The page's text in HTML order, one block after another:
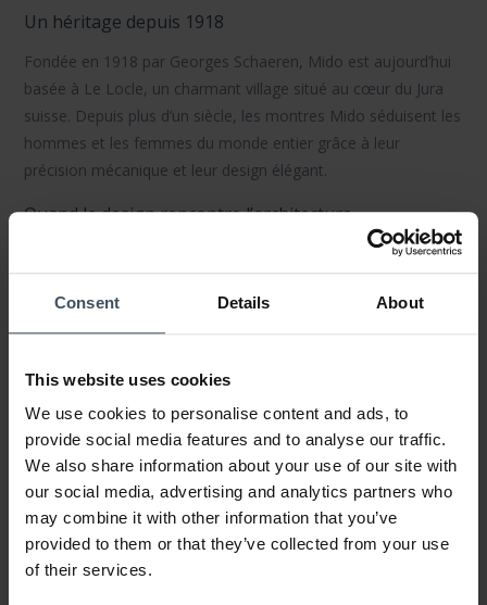
Consent Details About
This website uses cookies
We use cookies to personalise content and ads, to
provide social media features and to analyse our traffic.
We also share information about your use of our site with
our social media, advertising and analytics partners who
may combine it with other information that you’ve
provided to them or that they’ve collected from your use
of their services.
Un héritage depuis 1918
Fondée en 1918 par Georges Schaeren, Mido est aujourd’hui
basée à Le Locle, un charmant village situé au cœur du Jura
suisse. Depuis plus d’un siècle, les montres Mido séduisent les
hommes et les femmes du monde entier grâce à leur
précision mécanique et leur design élégant.
Quand le design rencontre l’architecture
L’esthétique, l’authenticité et la fonctionnalité sont les piliers
du design Mido. De nombreuses collections s’inspirent
directement de monuments architecturaux emblématiques à
travers le monde, reflétant harmonieusement forme et
Collections emblématiques pour femmes et hommes
Parmi les lignes les plus appréciées figurent « Multifort », «
Commander », « Baroncelli », « Belluna », sans oublier la
collection « Ocean Star ». Chaque modèle incarne un mélange
unique de raffinement, d’ingéniosité mécanique et de style
intemporel.